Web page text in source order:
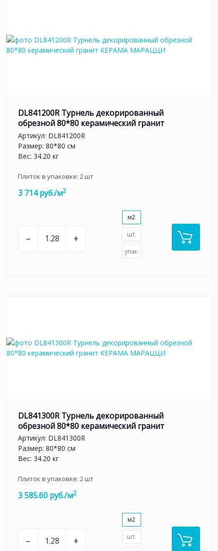
DL841200R Турнель декорированный
обрезной 80*80 керамический гранит
Артикул: DL841200R
Размер: 80*80 см
Вес: 34.20 кг
Плиток в упаковке: 2шт
3 714 руб./м2
– +
м2
шт.
упак.
DL841300R Турнель декорированный
обрезной 80*80 керамический гранит
Артикул: DL841300R
Размер: 80*80 см
Вес: 34.20 кг
Плиток в упаковке: 2шт
3 585.60 руб./м2
– +
м2
шт.